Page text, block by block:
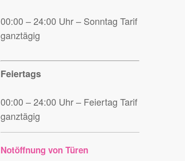
00:00 – 24:00 Uhr – Sonntag Tarif
ganztägig
Feiertags
00:00 – 24:00 Uhr – Feiertag Tarif
ganztägig
Notöffnung von Türen